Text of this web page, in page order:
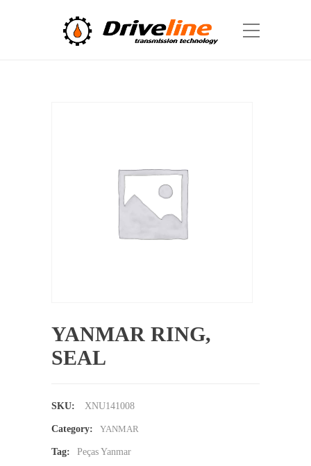
YANMAR RING,
SEAL
SKU: XNU141008
Category: YANMAR
Tag: Peças Yanmar